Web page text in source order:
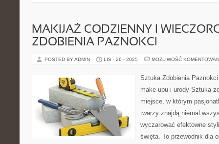
MAKIJAŻ CODZIENNY I
ZDOBIENIA PAZNOKCI
POSTED BY ADMIN LIS - 26 - 2025 MOŻLIWOŚĆ
Sztuka Zdobienia
make-upu i urody Sztuka-
miejsce, w którym
twarzy znajdą niemal
wyczarować efektowne
święta. To przewodnik dla